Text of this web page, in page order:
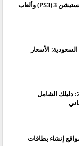
أفضل 5 مواقع تحميل ألعاب بلايستيشن 3 (PS3) وألعاب
الأسعار
أكواد هدايا ورصيد اتصالات 2026: دليلك الشامل
بطاقة فيزا افتراضية: 7 مواقع إنشاء بطاقات